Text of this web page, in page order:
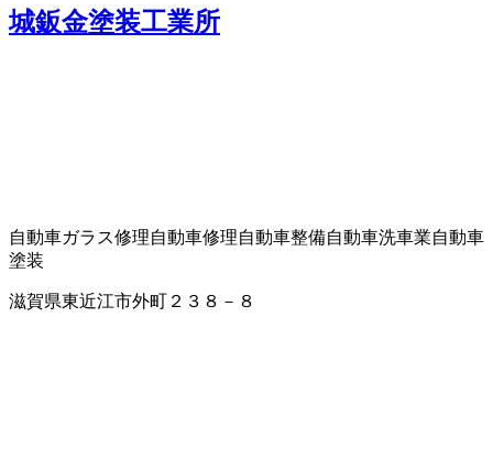
城鈑金塗装工業所
自動車ガラス修理自動車修理自動車整備自動車洗車業自動車
塗装
滋賀県東近江市外町２３８－８